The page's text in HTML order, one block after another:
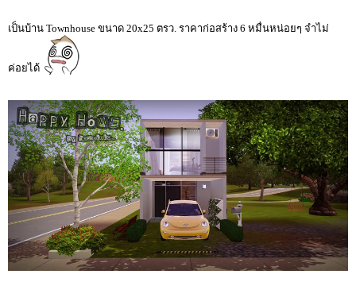
เป็นบ้าน Townhouse ขนาด 20x25 ตรว. ราคาก่อสร้าง 6 หมื่นหน่อยๆ จำไม่
ค่อยได้